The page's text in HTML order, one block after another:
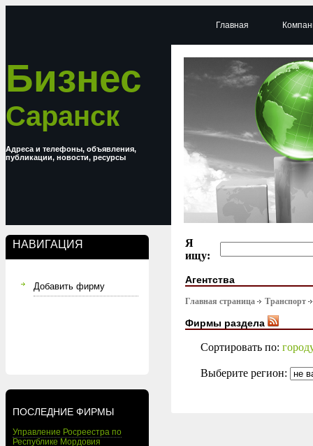
Бизнес
Саранск
Адреса и телефоны, объявления,
публикации, новости, ресурсы
НАВИГАЦИЯ
Добавить фирму
ПОСЛЕДНИЕ ФИРМЫ
Управление Росреестра по
Республике Мордовия
Главная
Я
ищу:
Агентства
Главная страница Транспорт
Фирмы раздела
Сортировать по:
Выберите регион: